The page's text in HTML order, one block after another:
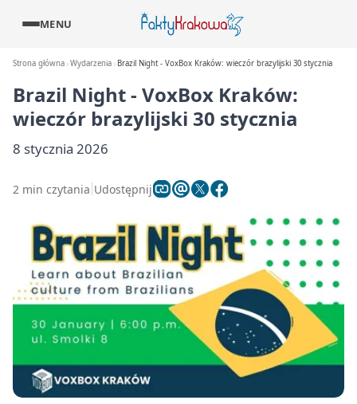
MENU
Strona główna Wydarzenia Brazil Night - VoxBox Kraków: wieczór brazylijski 30 stycznia
Brazil Night - VoxBox Kraków:
wieczór brazylijski 30 stycznia
8 stycznia 2026
2 min czytania Udostępnij